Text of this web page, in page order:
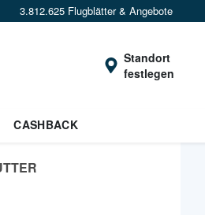
3.812.625 Flugblätter & Angebote
Standort
festlegen
CASHBACK